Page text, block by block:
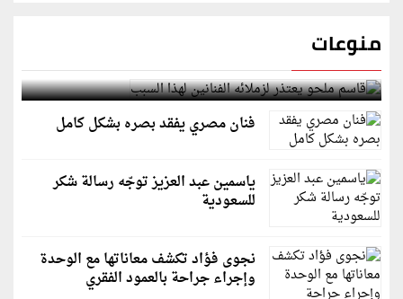
منوعات
قاسم ملحو يعتذر لزملائه الفنانين لهذا السبب
فنان مصري يفقد بصره بشكل كامل
ياسمين عبد العزيز توجّه رسالة شكر
للسعودية
نجوى فؤاد تكشف معاناتها مع الوحدة
وإجراء جراحة بالعمود الفقري